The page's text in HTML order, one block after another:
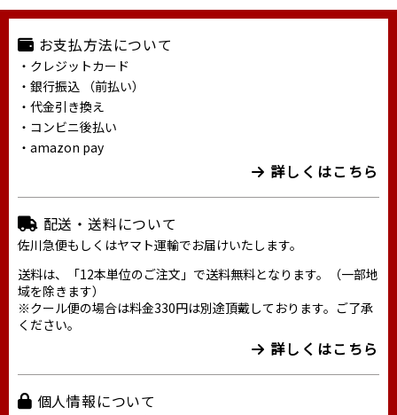
お支払方法について
・クレジットカード
・銀行振込 （前払い）
・代金引き換え
・コンビニ後払い
・amazon pay
詳しくはこちら
配送・送料について
佐川急便もしくはヤマト運輸でお届けいたします。
送料は、「12本単位のご注文」で送料無料となります。（一部地
域を除きます）
※クール便の場合は料金330円は別途頂戴しております。ご了承
ください。
詳しくはこちら
個人情報について